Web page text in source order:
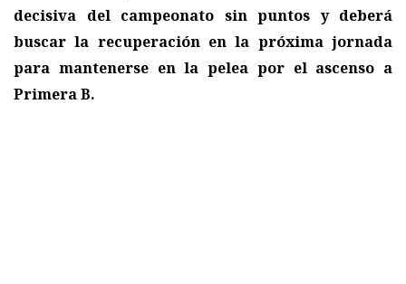
decisiva del campeonato sin puntos y deberá
buscar la recuperación en la próxima jornada
para mantenerse en la pelea por el ascenso a
Primera B.